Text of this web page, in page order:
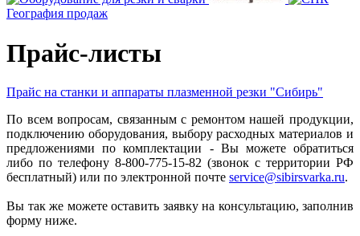
География продаж
Прайс-листы
Прайс на станки и аппараты плазменной резки "Сибирь"
По всем вопросам, связанным с ремонтом нашей продукции,
подключению оборудования, выбору расходных материалов и
предложениями по комплектации - Вы можете обратиться
либо по телефону 8-800-775-15-82 (звонок с территории РФ
бесплатный) или по электронной почте service@sibirsvarka.ru.
Вы так же можете оставить заявку на консультацию, заполнив
форму ниже.